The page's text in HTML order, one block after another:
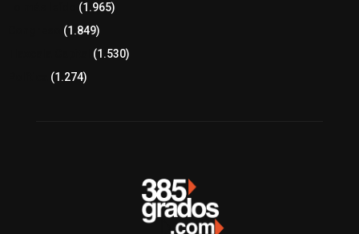
(1.965)
(1.849)
(1.530)
(1.274)